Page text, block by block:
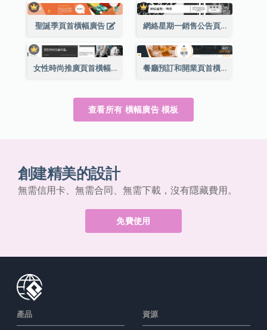
聖誕季頁首橫幅廣告 網絡星期一銷售公告頁首橫幅廣告
女性時尚推廣頁首橫幅廣告 餐廳預訂和開業頁首橫幅廣告
查看所有 橫幅廣告 模板
創建精美的設計
無需信用卡、無需合同、無需下載，沒有隱藏費用。
免費使用
產品 資源